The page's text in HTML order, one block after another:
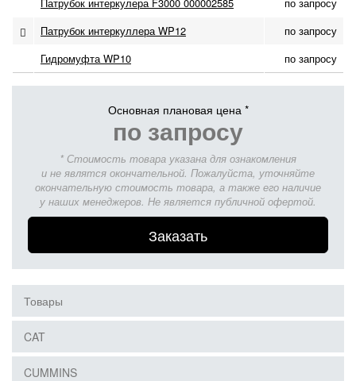
Патрубок интеркуллера WP12
по запросу
Гидромуфта WP10
по запросу
Основная плановая цена *
по запросу
* Стоимость товара указана для ознакомления
и не являтся окончательной. Пожалуйста, уточняйте
окончательную стоимость товара, а также его наличие
у наших менеджеров. Не является публичной офертой.
Заказать
Товары
CAT
CUMMINS